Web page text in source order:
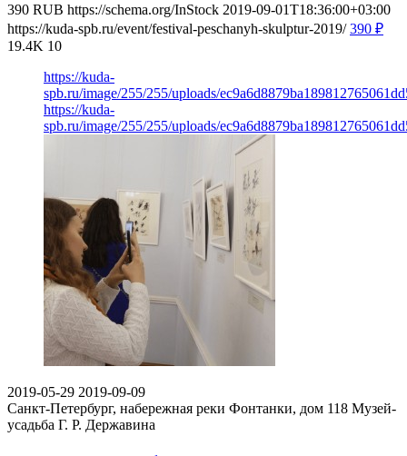
390 RUB https://schema.org/InStock 2019-09-01T18:36:00+03:00
https://kuda-spb.ru/event/festival-peschanyh-skulptur-2019/ 390 ₽
19.4K 10
https://kuda-
spb.ru/image/255/255/uploads/
https://kuda-
spb.ru/image/255/255/uploads/
2019-05-29 2019-09-09
Санкт-Петербург, набережная реки Фонтанки, дом 118 Музей-
усадьба Г. Р. Державина